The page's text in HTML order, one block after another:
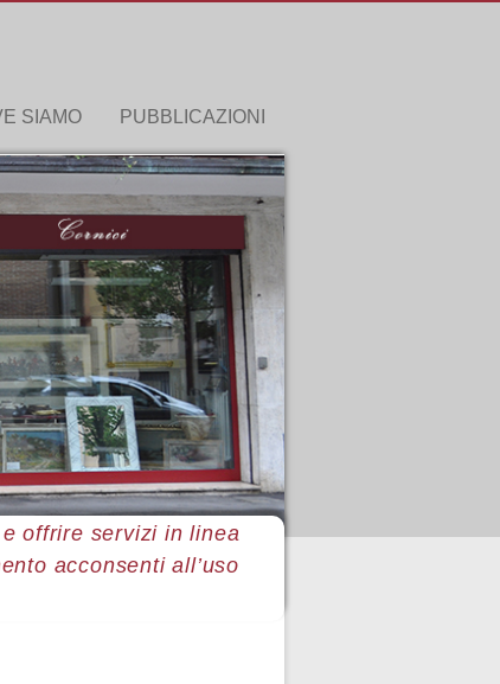
SIAMO PUBBLICAZIONI
offrire servizi in linea
acconsenti all’uso